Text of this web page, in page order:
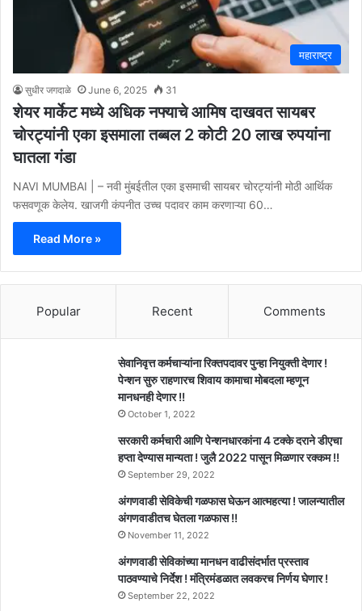
महाराष्ट्र
सुधीर जगदाळे June 6, 2025 31
शेयर मार्केट मध्ये अधिक नफ्याचे आमिष दाखवत सायबर
चोरट्यांनी एका इसमाला तब्बल 2 कोटी 20 लाख रुपयांना
घातला गंडा
NAVI MUMBAI | – नवी मुंबईतील एका इसमाची सायबर चोरट्यांनी मोठी आर्थिक
फसवणूक केलेय. खाजगी कंपनीत उच्च पदावर काम करणाऱ्या 60…
Read More »
Popular Recent Comments
सेवानिवृत्त कर्मचाऱ्यांना रिक्तपदावर पुन्हा नियुक्ती देणार !
पेन्शन सुरु राहणारच शिवाय कामाचा मोबदला म्हणून
मानधनही देणार !!
October 1, 2022
सरकारी कर्मचारी आणि पेन्शनधारकांना 4 टक्के दराने डीएचा
हप्ता देण्यास मान्यता ! जुलै 2022 पासून मिळणार रक्कम !!
September 29, 2022
अंगणवाडी सेविकेची गळफास घेऊन आत्महत्या ! जालन्यातील
अंगणवाडीतच घेतला गळफास !!
November 11, 2022
अंगणवाडी सेविकांच्या मानधन वाढीसंदर्भात प्रस्ताव
पाठवण्याचे निर्देश ! मंत्रिमंडळात लवकरच निर्णय घेणार !
September 22, 2022